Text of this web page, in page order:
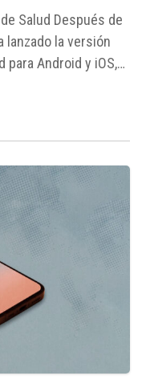
Salud Después de
lanzado la versión
para Android y iOS,
ha reconocido que